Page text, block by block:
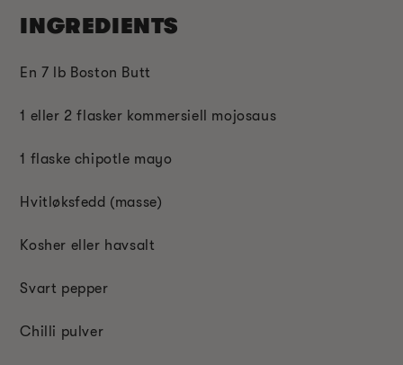
INGREDIENTS
En 7 lb Boston Butt
1 eller 2 flasker kommersiell mojosaus
1 flaske chipotle mayo
Hvitløksfedd (masse)
Kosher eller havsalt
Svart pepper
Chilli pulver